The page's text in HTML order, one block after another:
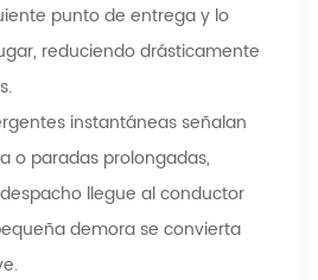
punto de entrega y lo
reduciendo drásticamente
instantáneas señalan
o paradas prolongadas,
llegue al conductor
demora se convierta